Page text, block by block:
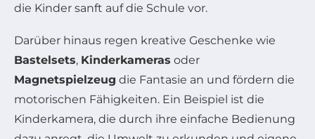
die Kinder sanft auf die Schule vor.
Darüber hinaus regen kreative Geschenke wie
Bastelsets, Kinderkameras oder
Magnetspielzeug die Fantasie an und fördern die
motorischen Fähigkeiten. Ein Beispiel ist die
Kinderkamera, die durch ihre einfache Bedienung